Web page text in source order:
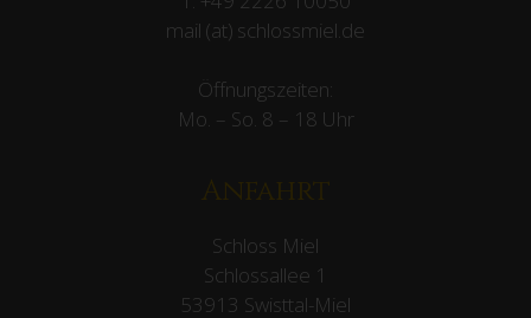
mail (at) schlossmiel.de
Öffnungszeiten:
Mo. – So. 8 – 18 Uhr
Anfahrt
Schloss Miel
Schlossallee 1
53913 Swisttal-Miel